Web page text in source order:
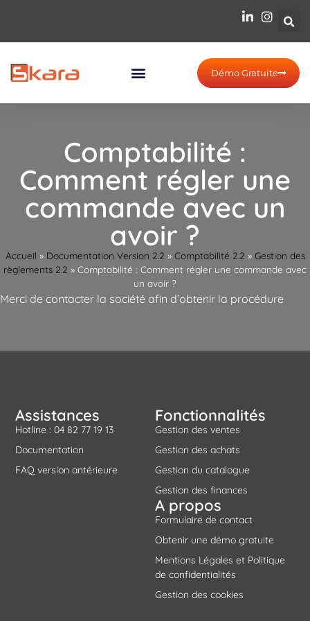
Démo Gratuite
Comptabilité :
Comment régler une
commande avec un
avoir ?
Accueil » Documentation Version 2.2 » Comptabilité 2.2 » Gestion des
règlements 2.2 » Comptabilité : Comment régler une commande avec
un avoir ?
Merci de contacter la société afin d’obtenir la procédure
Fonctionnalités
Gestion des ventes
Gestion des achats
Gestion du catalogue
Gestion des finances
Assistances
Hotline : 04 82 77 19 13
Documentation
FAQ version antérieure
A propos
Formulaire de contact
Obtenir une démo gratuite
Mentions Légales et Politique
de confidentialités
Gestion des cookies